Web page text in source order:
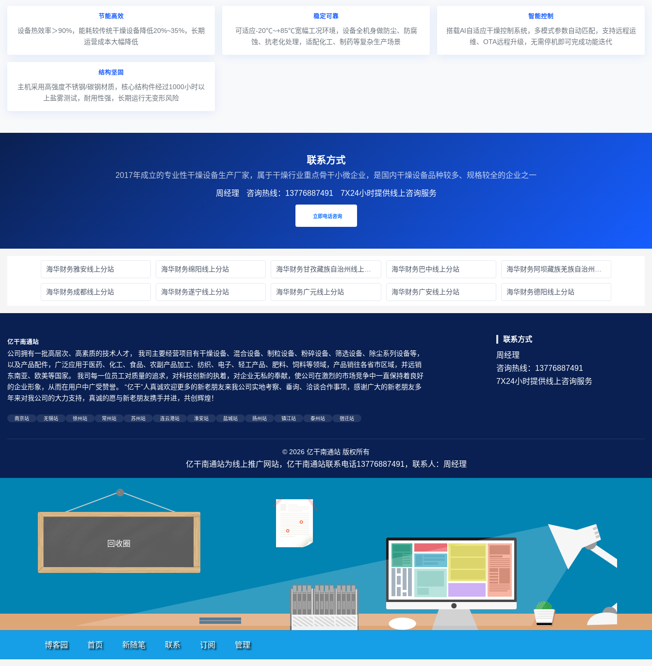
节能高效
设备热效率＞90%，能耗较传统干燥设备降低20%~35%，长期
运营成本大幅降低
稳定可靠
可适应-20℃~+85℃宽幅工况环境，设备全机身做防尘、防腐
蚀、抗老化处理，适配化工、制药等复杂生产场景
智能控制
搭载AI自适应干燥控制系统，多模式参数自动匹配，支持远程运
维、OTA远程升级，无需停机即可完成功能迭代
结构坚固
主机采用高强度不锈钢/碳钢材质，核心结构件经过1000小时以
上盐雾测试，耐用性强，长期运行无变形风险
联系方式
2017年成立的‌专业性干燥设备生产厂家‌，属于干燥行业重点骨干小微企业，是国内干燥设备品种较多、规格较全的企业之一
周经理 咨询热线：13776887491 7X24小时提供线上咨询服务
立即电话咨询
海华财务雅安线上分站 海华财务绵阳线上分站 海华财务甘孜藏族自治州线上分站 海华财务巴中线上分站 海华财务阿坝藏族羌族自治州线上分站
海华财务成都线上分站 海华财务遂宁线上分站 海华财务广元线上分站 海华财务广安线上分站 海华财务德阳线上分站
亿干南通站
公司拥有一批高层次、高素质的技术人才， 我司主要经营项目有干燥设备、混合设备、制粒设备、粉碎设备、筛选设备、除尘系列设备等，
以及产品配件，广泛应用于医药、化工、食品、农副产品加工、纺织、电子、轻工产品、肥料、饲料等领域，产品销往各省市区域，并远销
东南亚、欧美等国家。 我司每一位员工对质量的追求，对科技创新的执着，对企业无私的奉献，使公司在激烈的市场竞争中一直保持着良好
的企业形象，从而在用户中广受赞誉。 “亿干”人真诚欢迎更多的新老朋友来我公司实地考察、垂询、洽谈合作事项，感谢广大的新老朋友多
年来对我公司的大力支持，真诚的愿与新老朋友携手并进，共创辉煌！
南京站 无锡站 徐州站 常州站 苏州站 连云港站 淮安站 盐城站 扬州站 镇江站 泰州站 宿迁站
联系方式
周经理
咨询热线：13776887491
7X24小时提供线上咨询服务
© 2026 亿干南通站 版权所有
亿干南通站为线上推广网站，亿干南通站联系电话13776887491，联系人：周经理
回收圈
博客园 首页 新随笔 联系 订阅 管理